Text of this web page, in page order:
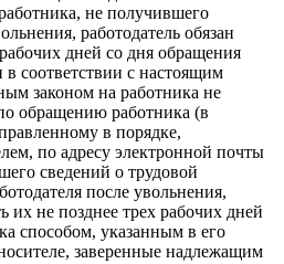
не получившего
работодатель обязан
дней со дня обращения
в соответствии с настоящим
законом на работника не
обращению работника (в
в порядке,
по адресу электронной почты
сведений о трудовой
после увольнения,
их не позднее трех рабочих дней
способом, указанным в его
заверенные надлежащим